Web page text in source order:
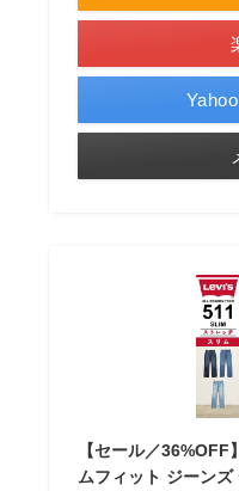
【セール／36%OFF
ムフィット ジーン